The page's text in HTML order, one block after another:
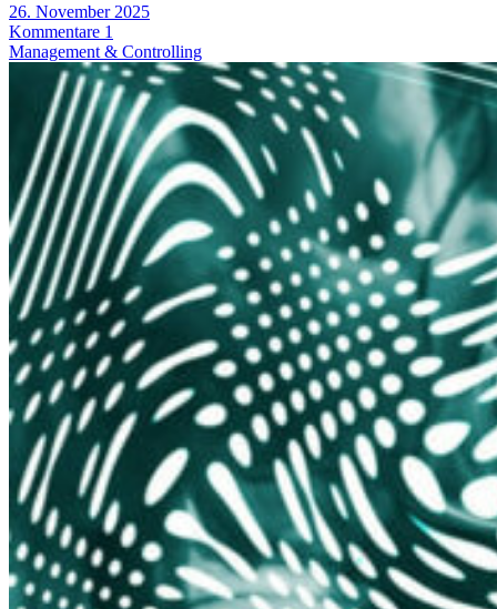
26. November 2025
Kommentare 1
Management & Controlling